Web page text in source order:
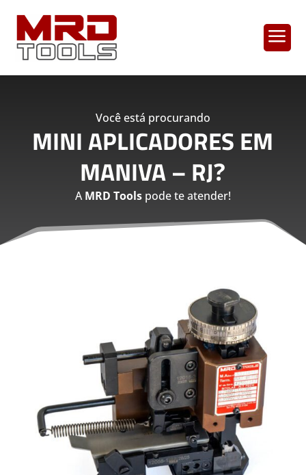
a
Você está procurando
MINI APLICADORES EM
MANIVA – RJ?
AMRD Toolspode te atender!